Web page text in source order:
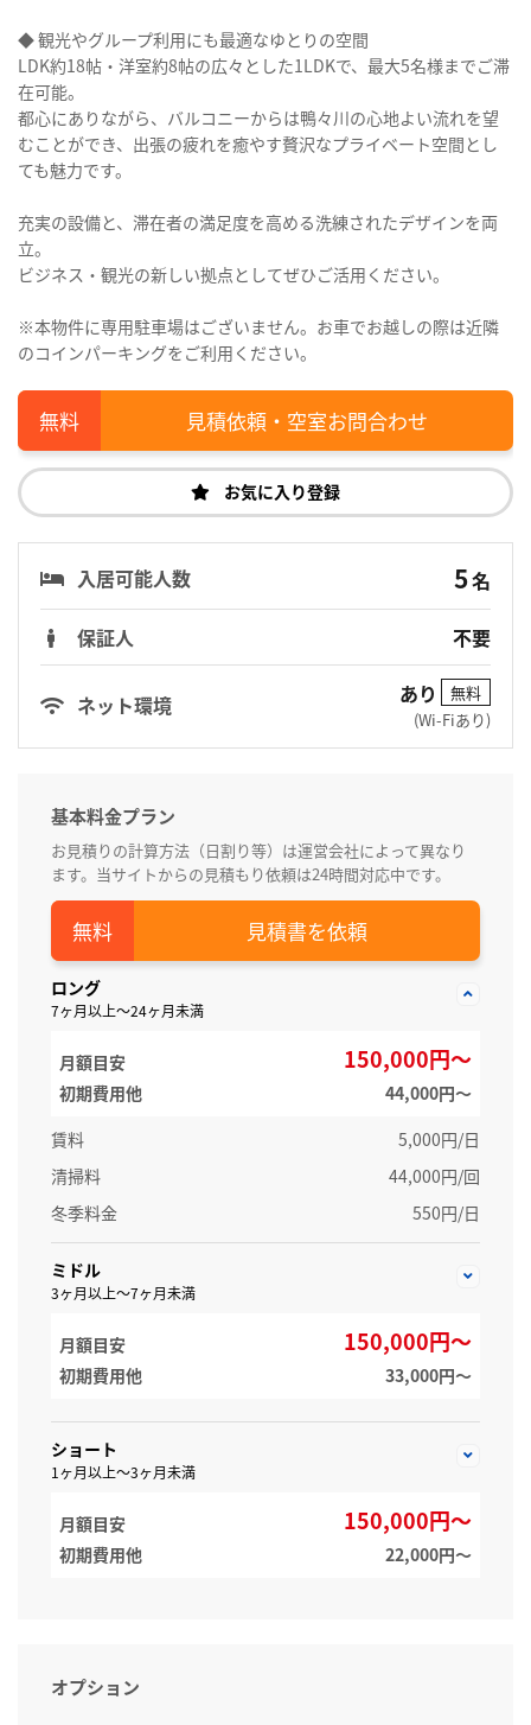
◆ 観光やグループ利用にも最適なゆとりの空間
LDK約18帖・洋室約8帖の広々とした1LDKで、最大5名様までご滞
在可能。
都心にありながら、バルコニーからは鴨々川の心地よい流れを望
むことができ、出張の疲れを癒やす贅沢なプライベート空間とし
ても魅力です。
充実の設備と、滞在者の満足度を高める洗練されたデザインを両
立。
ビジネス・観光の新しい拠点としてぜひご活用ください。
※本物件に専用駐車場はございません。お車でお越しの際は近隣
のコインパーキングをご利用ください。
見積依頼・空室お問合わせ
お気に入り登録
入居可能人数 5名
保証人
不要
ネット環境 あり
無料
(Wi-Fiあり)
基本料金プラン
お見積りの計算方法（日割り等）は運営会社によって異なり
ます。当サイトからの見積もり依頼は24時間対応中です。
見積書を依頼
ロング
7ヶ月以上～24ヶ月未満
月額目安 150,000円～
初期費用他
44,000円〜
賃料
5,000円/日
清掃料
44,000円/回
冬季料金
550円/日
ミドル
3ヶ月以上～7ヶ月未満
月額目安 150,000円～
初期費用他 33,000円〜
ショート
1ヶ月以上～3ヶ月未満
月額目安 150,000円～
初期費用他 22,000円〜
オプション